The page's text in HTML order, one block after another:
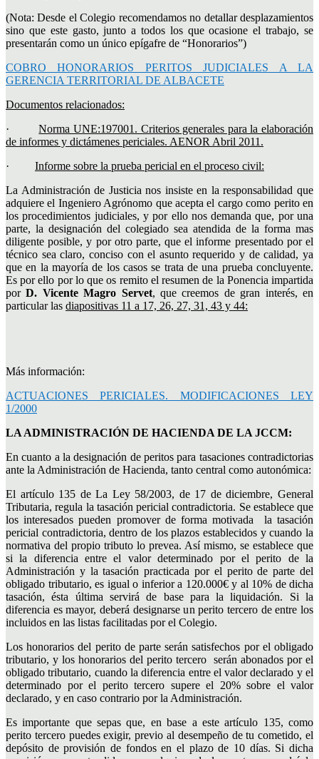
(Nota: Desde el Colegio recomendamos no detallar desplazamientos
sino que este gasto, junto a todos los que ocasione el trabajo, se
presentarán como un único epígafre de “Honorarios”)
COBRO HONORARIOS PERITOS JUDICIALES A LA
GERENCIA TERRITORIAL DE ALBACETE
Documentos relacionados:
·Norma UNE:197001. Criterios generales para la elaboración
de informes y dictámenes periciales. AENOR Abril 2011.
· Informe sobre la prueba pericial en el proceso civil:
La Administración de Justicia nos insiste en la responsabilidad que
adquiere el Ingeniero Agrónomo que acepta el cargo como perito en
los procedimientos judiciales, y por ello nos demanda que, por una
parte, la designación del colegiado sea atendida de la forma mas
diligente posible, y por otro parte, que el informe presentado por el
técnico sea claro, conciso con el asunto requerido y de calidad, ya
que en la mayoría de los casos se trata de una prueba concluyente.
Es por ello por lo que os remito el resumen de la Ponencia impartida
porD. Vicente Magro Servet, que creemos de gran interés, en
particular las diapositivas 11 a 17, 26, 27, 31, 43 y 44:
Más información:
ACTUACIONES PERICIALES. MODIFICACIONES LEY
1/2000
LA ADMINISTRACIÓN DE HACIENDA DE LA JCCM:
En cuanto a la designación de peritos para tasaciones contradictorias
ante la Administración de Hacienda, tanto central como autonómica:
El artículo 135 de La Ley 58/2003, de 17 de diciembre, General
Tributaria, regula la tasación pericial contradictoria. Se establece que
los interesados pueden promover de forma motivada la tasación
pericial contradictoria, dentro de los plazos establecidos y cuando la
normativa del propio tributo lo prevea. Así mismo, se establece que
si la diferencia entre el valor determinado por el perito de la
Administración y la tasación practicada por el perito de parte del
obligado tributario, es igual o inferior a 120.000€ y al 10% de dicha
tasación, ésta última servirá de base para la liquidación. Si la
diferencia es mayor, deberá designarse un perito tercero de entre los
incluidos en las listas facilitadas por el Colegio.
Los honorarios del perito de parte serán satisfechos por el obligado
tributario, y los honorarios del perito tercero serán abonados por el
obligado tributario, cuando la diferencia entre el valor declarado y el
determinado por el perito tercero supere el 20% sobre el valor
declarado, y en caso contrario por la Administración.
Es importante que sepas que, en base a este artículo 135, como
perito tercero puedes exigir, previo al desempeño de tu cometido, el
depósito de provisión de fondos en el plazo de 10 días. Si dicha